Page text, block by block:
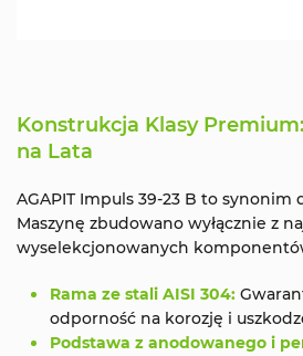
Konstrukcja Klasy
na Lata
AGAPIT Impuls 39-23 B to synonim
Maszynę zbudowano wyłącznie z
wyselekcjonowanych
Rama ze stali AISI 304:
odporność na korozję i
Podstawa z anodowanego i